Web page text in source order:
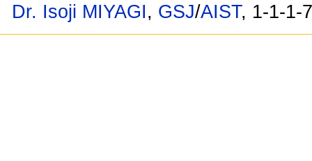
Dr. Isoji MIYAGI, GSJ/AIST, 1-1-1-